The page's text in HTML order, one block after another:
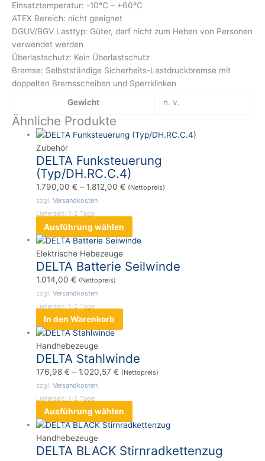
Einsatztemperatur: -10°C – +60°C
ATEX Bereich: nicht geeignet
DGUV/BGV Lasttyp: Güter, darf nicht zum Heben von Personen
verwendet werden
Überlastschutz: Kein Überlastschutz
Bremse: Selbstständige Sicherheits-Lastdruckbremse mit
doppelten Bremsscheiben und Sperrklinken
Gewicht
n. v.
Ähnliche Produkte
Zubehör
DELTA Funksteuerung
(Typ/DH.RC.C.4)
1.790,00€ –1.812,00€ (Nettopreis)
zzgl.Versandkosten
Lieferzeit: 1-2 Tage
Ausführung wählen
Elektrische Hebezeuge
DELTA Batterie Seilwinde
1.014,00€ (Nettopreis)
zzgl.Versandkosten
Lieferzeit: 1-2 Tage
In den Warenkorb
Handhebezeuge
DELTA Stahlwinde
176,98€ –1.020,57€ (Nettopreis)
zzgl.Versandkosten
Lieferzeit: 1-2 Tage
Ausführung wählen
Handhebezeuge
DELTA BLACK Stirnradkettenzug